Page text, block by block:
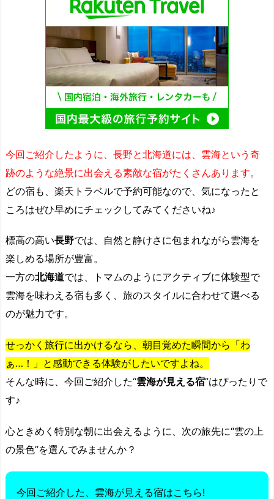
今回ご紹介したように、長野と北海道には、雲海という奇
跡のような絶景に出会える素敵な宿がたくさんあります。
どの宿も、楽天トラベルで予約可能なので、気になったと
ころはぜひ早めにチェックしてみてくださいね♪
標高の高い長野では、自然と静けさに包まれながら雲海を
楽しめる場所が豊富。
一方の北海道では、トマムのようにアクティブに体験型で
雲海を味わえる宿も多く、旅のスタイルに合わせて選べる
のが魅力です。
せっかく旅行に出かけるなら、朝目覚めた瞬間から「わ
ぁ…！」と感動できる体験がしたいですよね。
そんな時に、今回ご紹介した“雲海が見える宿”はぴったりで
す♪
心ときめく特別な朝に出会えるように、次の旅先に“雲の上
の景色”を選んでみませんか？
今回ご紹介した、雲海が見える宿はこちら!